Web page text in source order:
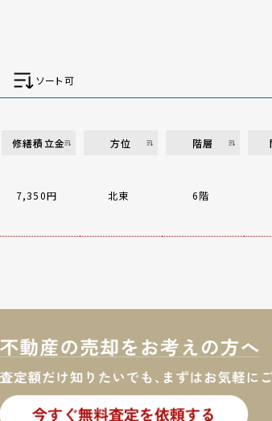
ソート可
修繕積立金 方位 階層
7,350円 北東 6階